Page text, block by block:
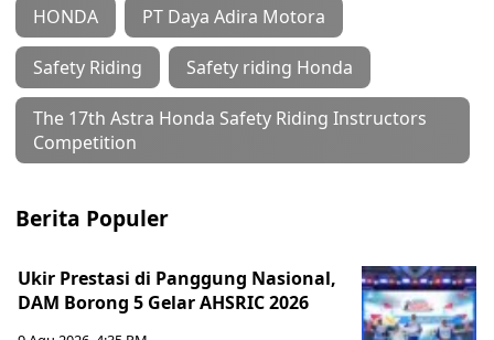
HONDA PT Daya Adira Motora
Safety Riding Safety riding Honda
The 17th Astra Honda Safety Riding Instructors
Competition
Berita Populer
Ukir Prestasi di Panggung Nasional,
DAM Borong 5 Gelar AHSRIC 2026